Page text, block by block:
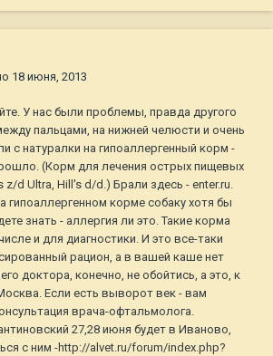
18 июня, 2013
У нас были проблемы, правда другого
пальцами, на нижней челюсти и очень
с натуралки на гипоаллергенный корм -
(Корм для лечения острых пищевых
z/d Ultra, Hill's d/d.) Брали здесь - enter.ru.
гипоаллергенном корме собаку хотя бы
знать - аллергия ли это. Такие корма
и для диагностики. И это все-таки
рацион, а в вашей каше нет
доктора, конечно, не обойтись, а это, к
Если есть выворот век - вам
врача-офтальмолога.
27,28 июня будет в Иваново,
с ним -http://alvet.ru/forum/index.php?